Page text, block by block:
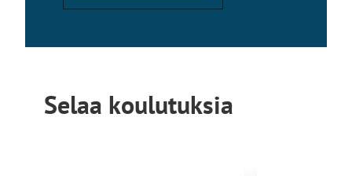
Selaa koulutuksia